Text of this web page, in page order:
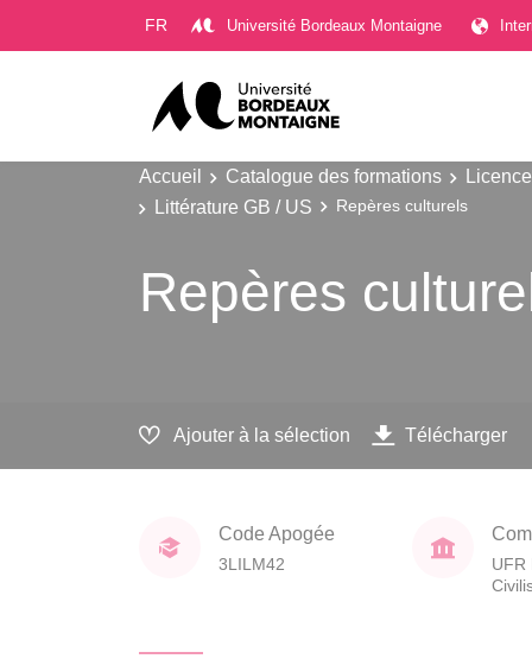
FR Université Bordeaux Montaigne
Accueil Catalogue des formations Licence
Littérature GB / US
Repères culturels
Repères
Ajouter à la sélection Télécharger
Code Apogée
3LILM42
UFR